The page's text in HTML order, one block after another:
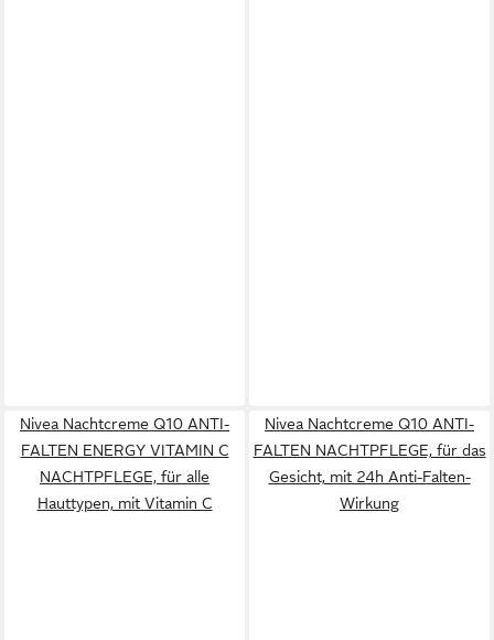
Nivea Nachtcreme Q10 ANTI-
FALTEN ENERGY VITAMIN C
NACHTPFLEGE, für alle
Hauttypen, mit Vitamin C
Nivea Nachtcreme Q10 ANTI-
FALTEN NACHTPFLEGE, für das
Gesicht, mit 24h Anti-Falten-
Wirkung